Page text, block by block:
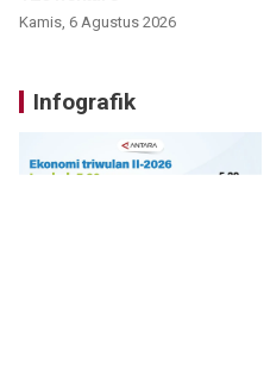
Kamis, 6 Agustus 2026
Infografik